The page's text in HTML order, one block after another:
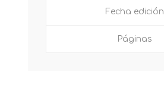
Fecha edición
Páginas